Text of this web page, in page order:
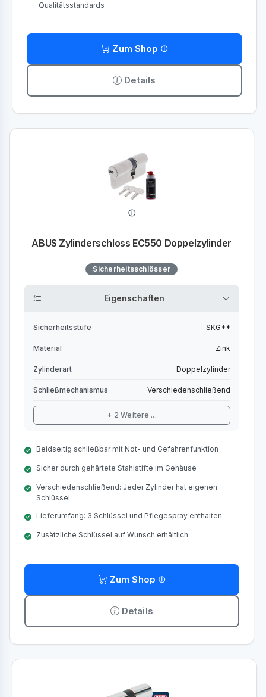
Qualitätsstandards
Zum Shop
Details
ABUS Zylinderschloss EC550 Doppelzylinder
Sicherheitsschlösser
Eigenschaften
Sicherheitsstufe SKG**
Material Zink
Zylinderart Doppelzylinder
Schließmechanismus Verschiedenschließend
+ 2 Weitere ...
Beidseitig schließbar mit Not- und Gefahrenfunktion
Sicher durch gehärtete Stahlstifte im Gehäuse
Verschiedenschließend: Jeder Zylinder hat eigenen
Schlüssel
Lieferumfang: 3 Schlüssel und Pflegespray enthalten
Zusätzliche Schlüssel auf Wunsch erhältlich
Zum Shop
Details